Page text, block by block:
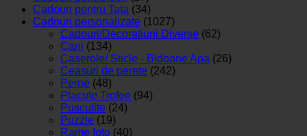
Cadouri pentru Tata (34)
Cadouri personalizate (1027)
Cadouri/Decoratiuni Diverse (62)
Cani (134)
Caserole/ Sticle - Bidoane Apa (26)
Ceasuri de perete (242)
Perne (48)
Placute Trofee (94)
Pusculite (24)
Puzzle (19)
Rame foto (40)